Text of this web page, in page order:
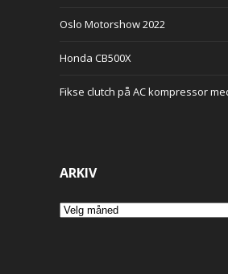
Oslo Motorshow 2022
Honda CB500X
Fikse clutch på AC kompressor
ARKIV
Arkiv